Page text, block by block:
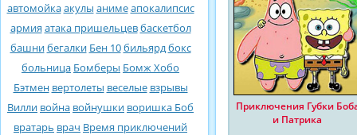
автомойкаакулы анимеапокалипсис
армия атака пришельцевбаскетбол
башнибегалки Бен 10бильярдбокс
больница Бомберы Бомж Хобо
Бэтмен вертолеты веселые взрывы
Вилли война войнушки воришка Боб
вратарь врач Время приключений
Приключения Губки
и Патрика